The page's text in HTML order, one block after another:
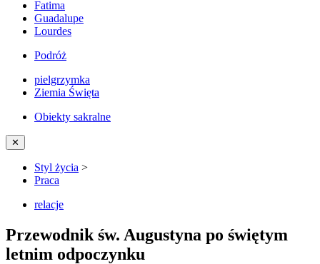
Fatima
Guadalupe
Lourdes
Podróż
pielgrzymka
Ziemia Święta
Obiekty sakralne
✕
Styl życia >
Praca
relacje
Przewodnik św. Augustyna po świętym
letnim odpoczynku